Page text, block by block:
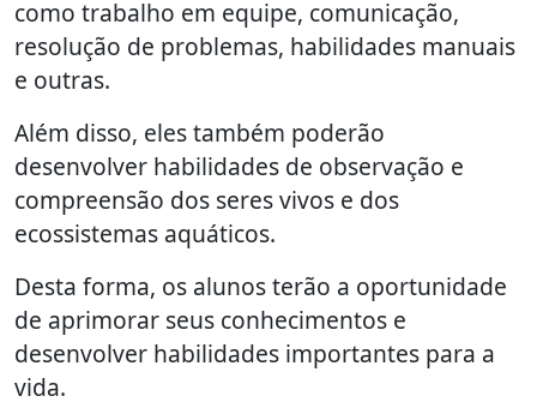
como trabalho em equipe, comunicação,
resolução de problemas, habilidades manuais
e outras.
Além disso, eles também poderão
desenvolver habilidades de observação e
compreensão dos seres vivos e dos
ecossistemas aquáticos.
Desta forma, os alunos terão a oportunidade
de aprimorar seus conhecimentos e
desenvolver habilidades importantes para a
vida.